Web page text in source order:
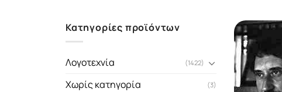
Κατηγορίες προϊόντων
Λογοτεχνία (1422)
Χωρίς κατηγορία (3)